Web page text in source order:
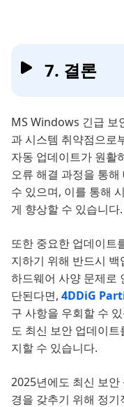
7. 결론
MS Windows 긴급 보
과 시스템 취약점으로
자동 업데이트가 원활
오류 해결 과정을 통
수 있으며, 이를 통해
게 향상할 수 있습니다.
또한 중요한 업데이트
지하기 위해 반드시
하드웨어 사양 문제로
단된다면, 4DDiG
구 사항을 우회할 수
도 최신 보안 업데이
지할 수 있습니다.
2025년에도 최신 보
경을 갖추기 위해 정